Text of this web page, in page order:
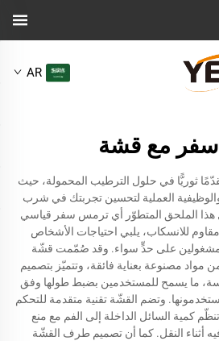
AR
سفر مع قشة
ثوريًّا في حلول الترطيب المحمولة، حيث
العملية لتحسين تجربتك في شرب
هذا الملحق المتطوّر أي ترمس سفر قياسي
للانسكاب، يلبي احتياجات الأشخاص
على حدٍّ سواء. وقد صُمّمت قشّة
مواد مصنوعة بعناية فائقة، وتتميّز بتصميم
ما يسمح للمستخدمين بضبط طولها وفق
وتضم القشّة تقنية متقدمة للتحكم
كمية السائل الداخلة إلى الفم مع منع
أثناء النقل. كما أن تصميم طرف القشّة